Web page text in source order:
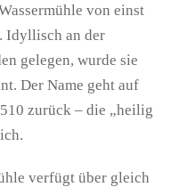
von einst
Idyllisch an der
gelegen, wurde sie
Der Name geht auf
zurück – die „heilig
verfügt über gleich